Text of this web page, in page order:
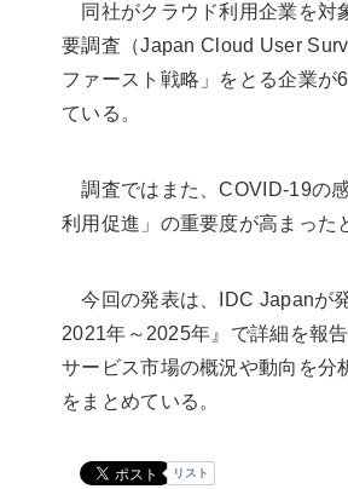
同社がクラウド利用企業を対
要調査（Japan Cloud User
ファースト戦略」をとる企業が
ている。
調査ではまた、COVID-19の
利用促進」の重要度が高まった
今回の発表は、IDC Japanが
2021年～2025年』で詳細を報
サービス市場の概況や動向を分
をまとめている。
リスト